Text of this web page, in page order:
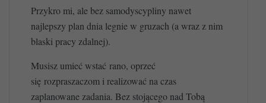
Przykro mi, ale bez samodyscypliny nawet
najlepszy plan dnia legnie w gruzach (a wraz z nim
blaski pracy zdalnej).
Musisz umieć wstać rano, oprzeć
się rozpraszaczom i realizować na czas
zaplanowane zadania. Bez stojącego nad Tobą